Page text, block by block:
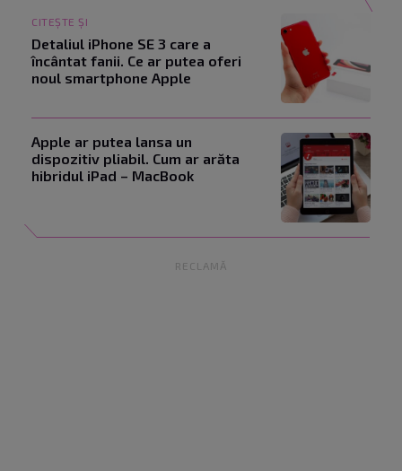
CITEȘTE ȘI
Detaliul iPhone SE 3 care a
încântat fanii. Ce ar putea oferi
noul smartphone Apple
Apple ar putea lansa un
dispozitiv pliabil. Cum ar arăta
hibridul iPad – MacBook
RECLAMĂ